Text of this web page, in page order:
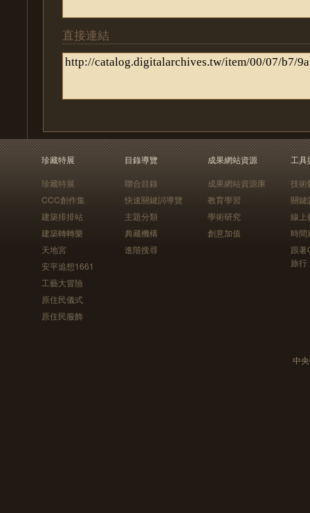
直接連結
珍藏特展
珍藏特展
CCC創作集
建築排排站
建築轉轉樂
天地宮
安平追想1661
工藝大冒險
原住民儀式
原住民服飾
目錄導覽
聯合目錄
快速關鍵詞導覽
主題分類
典藏機構
進階搜尋
成果網站資源
成果網站資源庫
教育學習
學術研究
創意加值
工具
技術
關鍵
線上
時間
跟
旅行
中